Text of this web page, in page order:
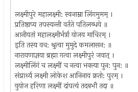
लक्ष्मीपुरे महालक्ष्मी: स्वनाम्ना लिंगमुमम्‌ ।
प्रतिष्ठाप्य तपस्यन्ती वर्तते पतिलब्धये ॥
आनीयतां महालक्ष्मीर्भर्त्रा योजय माचिरम्‌ ।
इति तस्य वच: श्रुत्वा मुमुदे कमलासन: ॥
नारायणाज्ञया ब्रह्मा गत्वा लक्ष्मीपुरं जवात्‌ ।
लक्ष्मीलिंगं च लक्ष्मीं च नत्वा भक्त्या पुन: पुन: ॥
संप्रार्थ्य लक्ष्मी लोकेश आनिनाय क्रतो: पुरम्‌ ।
युयोज हरिणा लक्ष्मीं दांपत्यं तदबभौ तदा ॥